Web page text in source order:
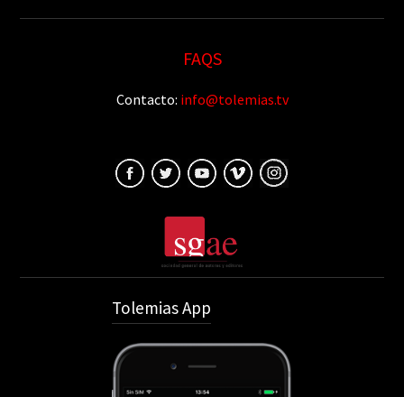
FAQS
Contacto: info@tolemias.tv
Tolemias App